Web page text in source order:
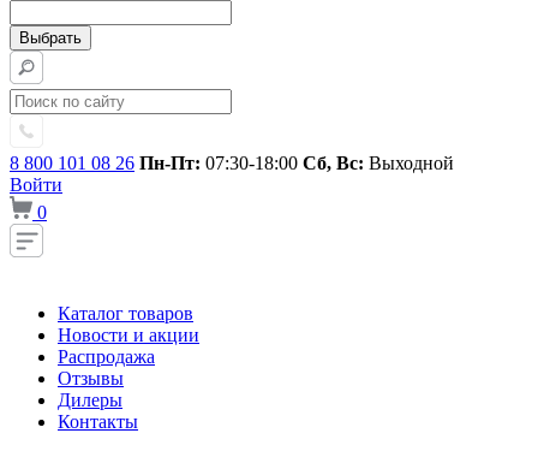
8 800 101 08 26 Пн-Пт: 07:30-18:00 Сб, Вс: Выходной
Войти
0
Каталог товаров
Новости и акции
Распродажа
Отзывы
Дилеры
Контакты